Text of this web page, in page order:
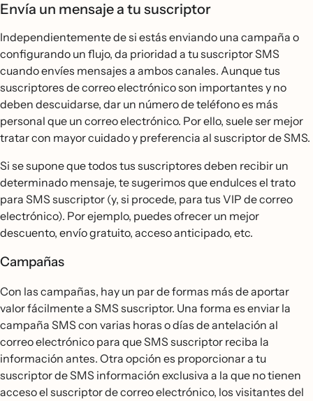
Envía un mensaje a tu suscriptor
Independientemente de si estás enviando una campaña o
configurando un flujo, da prioridad a tu suscriptor SMS
cuando envíes mensajes a ambos canales. Aunque tus
suscriptores de correo electrónico son importantes y no
deben descuidarse, dar un número de teléfono es más
personal que un correo electrónico. Por ello, suele ser mejor
tratar con mayor cuidado y preferencia al suscriptor de SMS.
Si se supone que todos tus suscriptores deben recibir un
determinado mensaje, te sugerimos que endulces el trato
para SMS suscriptor (y, si procede, para tus VIP de correo
electrónico). Por ejemplo, puedes ofrecer un mejor
descuento, envío gratuito, acceso anticipado, etc.
Campañas
Con las campañas, hay un par de formas más de aportar
valor fácilmente a SMS suscriptor. Una forma es enviar la
campaña SMS con varias horas o días de antelación al
correo electrónico para que SMS suscriptor reciba la
información antes. Otra opción es proporcionar a tu
suscriptor de SMS información exclusiva a la que no tienen
acceso el suscriptor de correo electrónico, los visitantes del